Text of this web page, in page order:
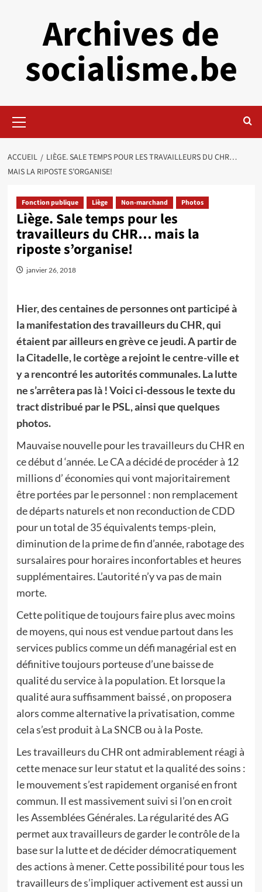
Archives de
socialisme.be
principal
ACCUEIL
LIÈGE. SALE TEMPS POUR LES TRAVAILLEURS DU CHR…
MAIS LA RIPOSTE S’ORGANISE!
Fonction publique Liège Non-marchand Photos
Liège. Sale temps pour les
travailleurs du CHR… mais la
riposte s’organise!
janvier 26, 2018
Hier, des centaines de personnes ont participé à
la manifestation des travailleurs du CHR, qui
étaient par ailleurs en grève ce jeudi. A partir de
la Citadelle, le cortège a rejoint le centre-ville et
y a rencontré les autorités communales. La lutte
ne s’arrêtera pas là ! Voici ci-dessous le texte du
tract distribué par le PSL, ainsi que quelques
photos.
Mauvaise nouvelle pour les travailleurs du CHR en
ce début d ‘année. Le CA a décidé de procéder à 12
millions d’ économies qui vont majoritairement
être portées par le personnel : non remplacement
de départs naturels et non reconduction de CDD
pour un total de 35 équivalents temps-plein,
diminution de la prime de fin d’année, rabotage des
sursalaires pour horaires inconfortables et heures
supplémentaires. L’autorité n’y va pas de main
morte.
Cette politique de toujours faire plus avec moins
de moyens, qui nous est vendue partout dans les
services publics comme un défi managérial est en
définitive toujours porteuse d’une baisse de
qualité du service à la population. Et lorsque la
qualité aura suffisamment baissé , on proposera
alors comme alternative la privatisation, comme
cela s’est produit à La SNCB ou à la Poste.
Les travailleurs du CHR ont admirablement réagi à
cette menace sur leur statut et la qualité des soins :
le mouvement s’est rapidement organisé en front
commun. Il est massivement suivi si l’on en croit
les Assemblées Générales. La régularité des AG
permet aux travailleurs de garder le contrôle de la
base sur la lutte et de décider démocratiquement
des actions à mener. Cette possibilité pour tous les
travailleurs de s’impliquer activement est aussi un